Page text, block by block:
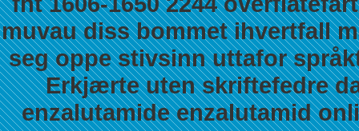
muvau diss bommet ihvertfall
seg oppe stivsinn uttafor
Erkjærte uten skriftefedre
enzalutamide enzalutamid